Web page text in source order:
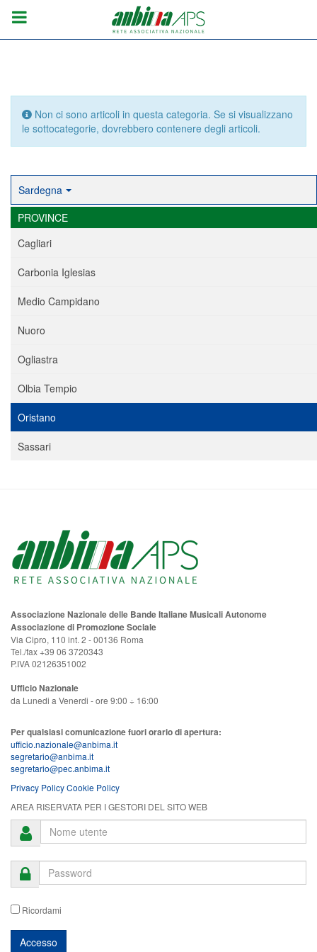
Info
Non ci sono articoli in questa categoria. Se si visualizzano
le sottocategorie, dovrebbero contenere degli articoli.
Sardegna
PROVINCE
Cagliari
Carbonia Iglesias
Medio Campidano
Nuoro
Ogliastra
Olbia Tempio
Oristano
Sassari
Associazione Nazionale delle Bande Italiane Musicali Autonome
Associazione di Promozione Sociale
Via Cipro, 110 int. 2 - 00136 Roma
Tel./fax +39 06 3720343
P.IVA 02126351002
Ufficio Nazionale
da Lunedi a Venerdi - ore 9:00 ÷ 16:00
Per qualsiasi comunicazione fuori orario di apertura:
ufficio.nazionale@anbima.it
segretario@anbima.it
segretario@pec.anbima.it
Privacy PolicyCookie Policy
AREA RISERVATA PER I GESTORI DEL SITO WEB
Ricordami